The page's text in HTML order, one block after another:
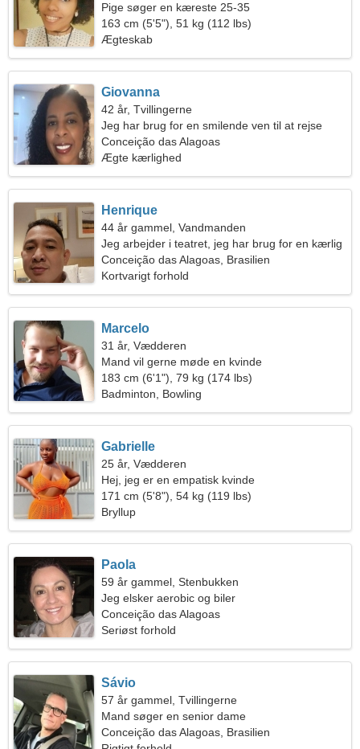
Pige søger en kæreste 25-35
163 cm (5'5"), 51 kg (112 lbs)
Ægteskab
Giovanna
42 år, Tvillingerne
Jeg har brug for en smilende ven til at rejse
Conceição das Alagoas
Ægte kærlighed
Henrique
44 år gammel, Vandmanden
Jeg arbejder i teatret, jeg har brug for en kærlig
kvinde
Conceição das Alagoas, Brasilien
Kortvarigt forhold
Marcelo
31 år, Vædderen
Mand vil gerne møde en kvinde
183 cm (6'1"), 79 kg (174 lbs)
Badminton, Bowling
Gabrielle
25 år, Vædderen
Hej, jeg er en empatisk kvinde
171 cm (5'8"), 54 kg (119 lbs)
Bryllup
Paola
59 år gammel, Stenbukken
Jeg elsker aerobic og biler
Conceição das Alagoas
Seriøst forhold
Sávio
57 år gammel, Tvillingerne
Mand søger en senior dame
Conceição das Alagoas, Brasilien